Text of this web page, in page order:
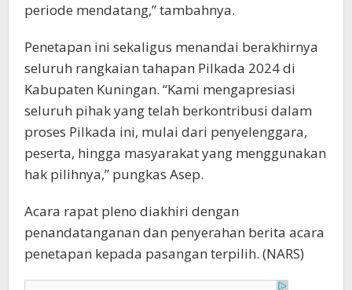
periode mendatang,” tambahnya.
Penetapan ini sekaligus menandai berakhirnya
seluruh rangkaian tahapan Pilkada 2024 di
Kabupaten Kuningan. “Kami mengapresiasi
seluruh pihak yang telah berkontribusi dalam
proses Pilkada ini, mulai dari penyelenggara,
peserta, hingga masyarakat yang menggunakan
hak pilihnya,” pungkas Asep.
Acara rapat pleno diakhiri dengan
penandatanganan dan penyerahan berita acara
penetapan kepada pasangan terpilih. (NARS)